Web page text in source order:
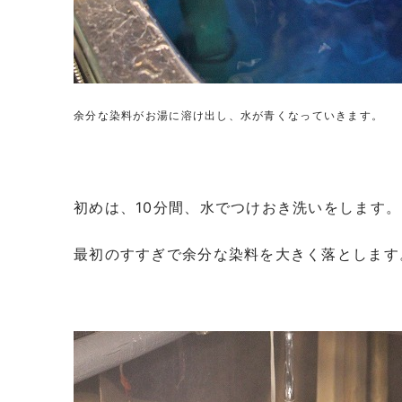
余分な染料がお湯に溶け出し、水が青くなっていきます。
初めは、10分間、水でつけおき洗いをします。
最初のすすぎで余分な染料を大きく落としま